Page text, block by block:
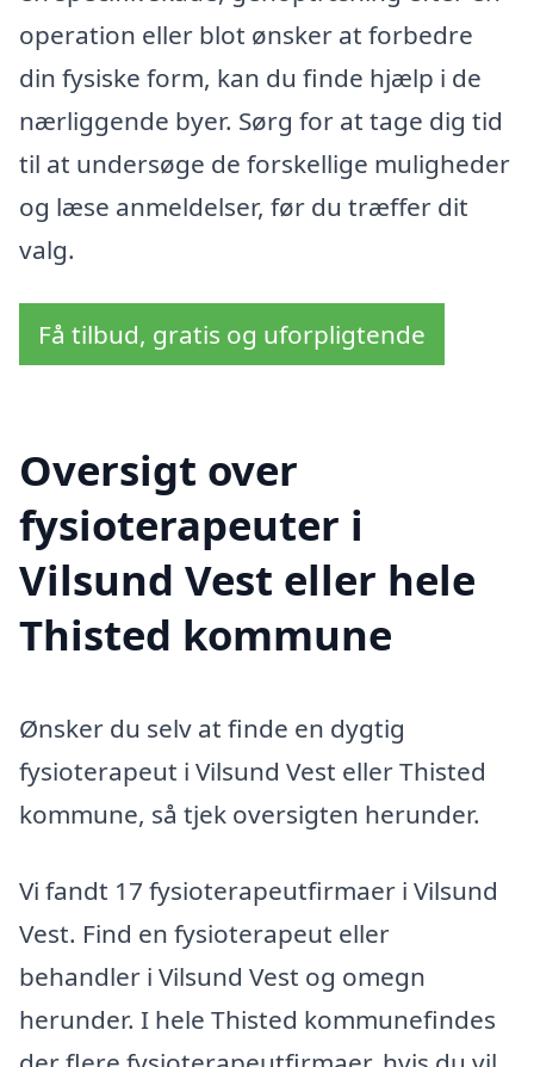
operation eller blot ønsker at forbedre
din fysiske form, kan du finde hjælp i de
nærliggende byer. Sørg for at tage dig tid
til at undersøge de forskellige muligheder
og læse anmeldelser, før du træffer dit
valg.
Få tilbud, gratis og uforpligtende
Oversigt over
fysioterapeuter i
Vilsund Vest eller hele
Thisted kommune
Ønsker du selv at finde en dygtig
fysioterapeut i Vilsund Vest eller Thisted
kommune, så tjek oversigten herunder.
Vi fandt 17 fysioterapeutfirmaer i Vilsund
Vest. Find en fysioterapeut eller
behandler i Vilsund Vest og omegn
herunder. I hele Thisted kommunefindes